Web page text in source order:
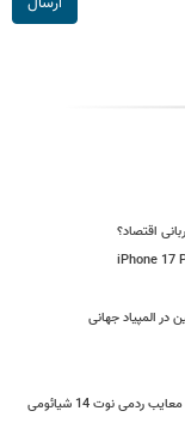
اقتصاد؟
در المپیاد جهانی